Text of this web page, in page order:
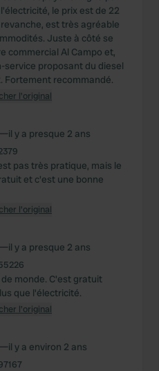
le prix est de 22
est très agréable
Juste à côté se
commercial Al Campo et,
proposant du diesel
Fortement recommandé.
l'original
—il y a presque 2 ans
pas très pratique, mais le
et c'est une bonne
l'original
—il y a presque 2 ans
monde. C'est gratuit
que l'électricité.
l'original
—il y a environ 2 ans